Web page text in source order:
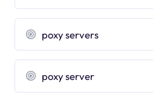
poxy servers
poxy server